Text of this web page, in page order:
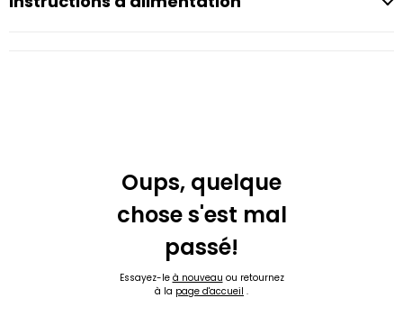
Oups, quelque
chose s'est mal
passé!
Essayez-le à nouveau ou retournez
à la page d'accueil .